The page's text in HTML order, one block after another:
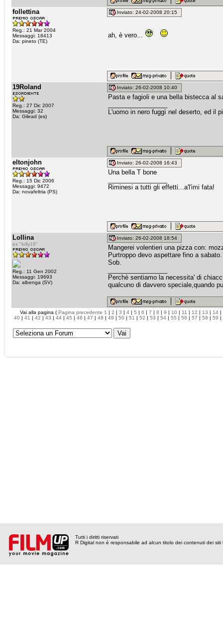
follettina
Reg.: 21 Mar 2004
Messaggi: 18413
Da: pineto (TE)
Inviato: 24-02-2008 20:15
ah, è vero...
19Roland
Reg.: 27 Dic 2007
Messaggi: 32
Da: Gilead (es)
Inviato: 26-02-2008 10:40
Pasta e fagioli e una bella bistecca al
L'uomo in nero fuggì nel deserto, ed il
eltonjohn
Reg.: 15 Dic 2006
Messaggi: 9472
Da: novafeltria (PS)
Inviato: 26-02-2008 16:43
Una bella T bone
Riminesi a tutti gli effetti...a'l'imi fata!
Lollina
ex "lolly19"
Reg.: 11 Gen 2002
Messaggi: 19693
Da: albenga (SV)
Inviato: 26-02-2008 18:54
Mangerei volentieri una pizza con:
Purtroppo devo aspettare fino a
Sob.
Perchè sentiamo la necessita' di
qualcuno di davvero speciale,quando
Vai alla pagina ( Pagina precedente 1 | 2 | 3 | 4 | 5 | 6 | 7 | 8 | 9 | 10 | 11 | 12 | 13 | 14 |
40 | 41 | 42 | 43 | 44 | 45 | 46 | 47 | 48 | 49 | 50 | 51 | 52 | 53 | 54 | 55 | 56 | 57 | 58 | 59 |
Tutti i diritti riservati
R Digital non è responsabile ad alcun titolo dei contenuti dei siti